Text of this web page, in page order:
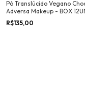
Pó Translúcido Vegano
Adversa Makeup - BOX
R$135,00